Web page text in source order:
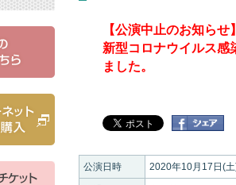
【公演中止のお知らせ
新型コロナウイルス感
ました。
公演日時 2020年10月17日(